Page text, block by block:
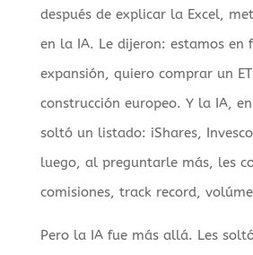
después de explicar la Excel,
en la IA. Le dijeron: estamos en
expansión, quiero comprar un
construcción europeo. Y la IA,
soltó un listado: iShares,
luego, al preguntarle más, les
comisiones, track record,
Pero la IA fue más allá. Les